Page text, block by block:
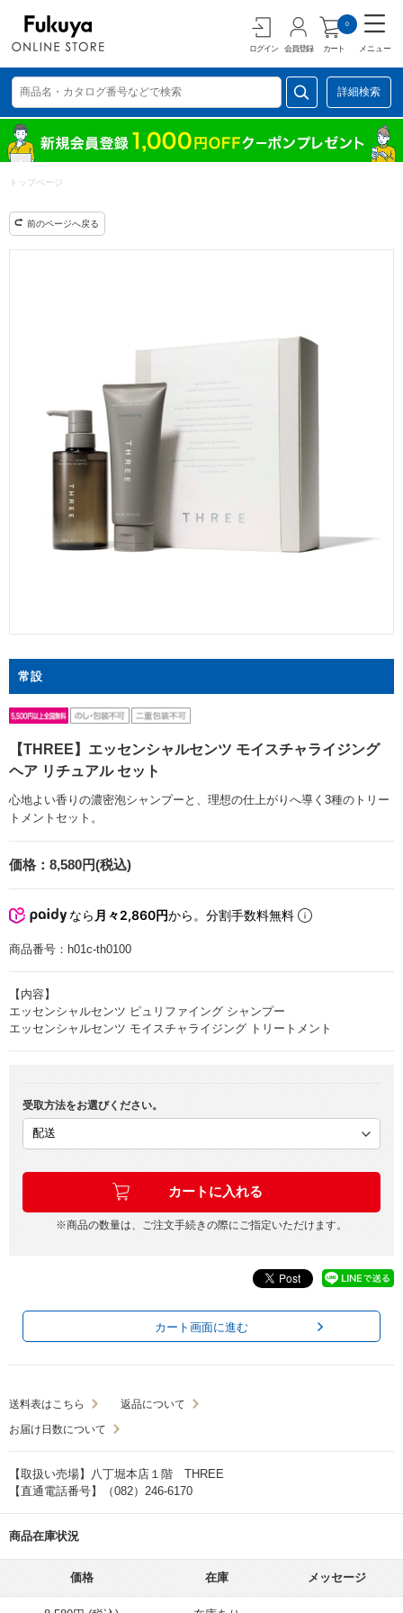
ログイン 会員登録 カート
0
メニュー
詳細検索
トップページ
前のページへ戻る
常設
【THREE】エッセンシャルセンツ モイスチャライジング
ヘア リチュアル セット
心地よい香りの濃密泡シャンプーと、理想の仕上がりへ導く3種のトリー
トメントセット。
価格： 8,580円(税込)
なら 月々2,860円から。分割手数料無料
商品番号： h01c-th0100
【内容】
エッセンシャルセンツ ピュリファイング シャンプー
エッセンシャルセンツ モイスチャライジング トリートメント
受取方法をお選びください。
※商品の数量は、ご注文手続きの際にご指定いただけます。
カート画面に進む
送料表はこちら
返品について
お届け日数について
【取扱い売場】八丁堀本店１階 THREE
【直通電話番号】（082）246-6170
商品在庫状況
価格 在庫 メッセージ